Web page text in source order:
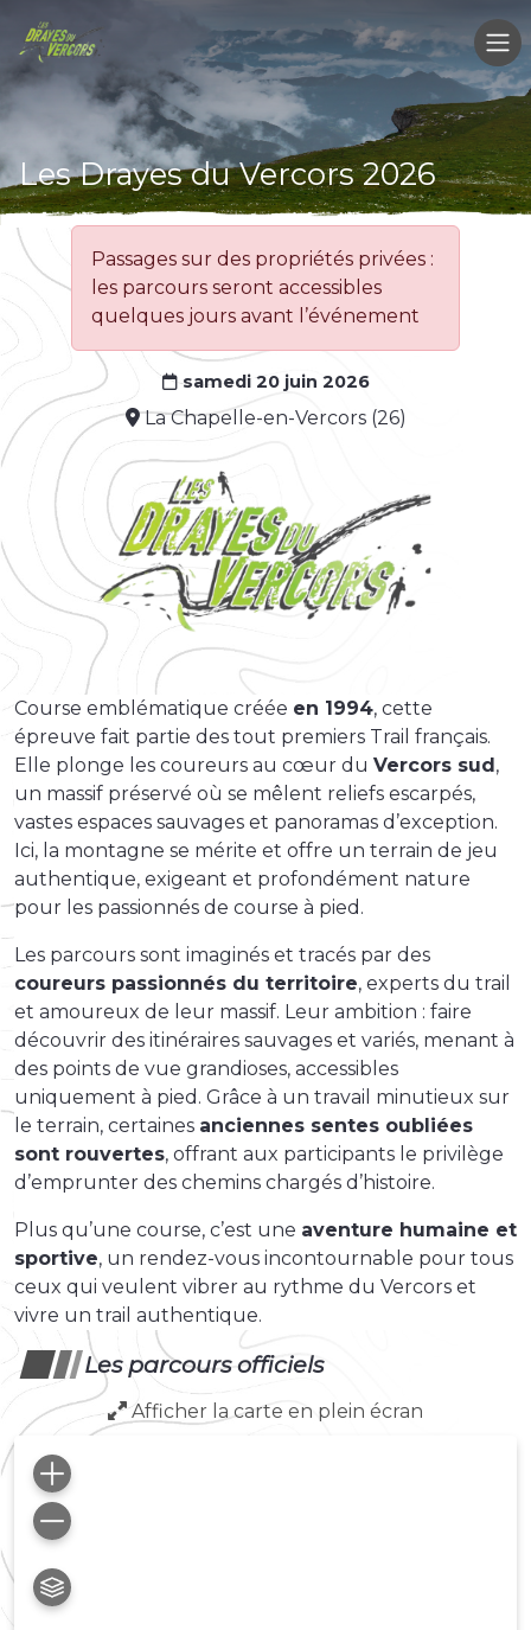
Les Drayes du Vercors 2026
Passages sur des propriétés privées :
les parcours seront accessibles
quelques jours avant l’événement
samedi 20 juin 2026
La Chapelle-en-Vercors (26)
Course emblématique créée en 1994, cette
épreuve fait partie des tout premiers Trail français.
Elle plonge les coureurs au cœur du Vercors sud ,
un massif préservé où se mêlent reliefs escarpés,
vastes espaces sauvages et panoramas d’exception.
Ici, la montagne se mérite et offre un terrain de jeu
authentique, exigeant et profondément nature
pour les passionnés de course à pied.
Les parcours sont imaginés et tracés par des
coureurs passionnés du territoire, experts du trail
et amoureux de leur massif. Leur ambition : faire
découvrir des itinéraires sauvages et variés, menant à
des points de vue grandioses, accessibles
uniquement à pied. Grâce à un travail minutieux sur
le terrain, certaines anciennes sentes oubliées
sont rouvertes, offrant aux participants le privilège
d’emprunter des chemins chargés d’histoire.
Plus qu’une course, c’est une aventure humaine et
sportive, un rendez-vous incontournable pour tous
ceux qui veulent vibrer au rythme du Vercors et
vivre un trail authentique.
Les parcours officiels
Afficher la carte en plein écran